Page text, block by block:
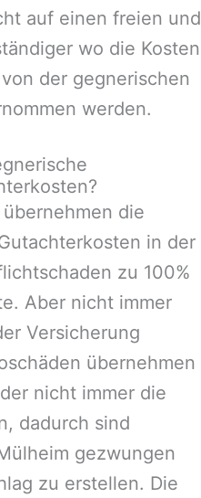
auf einen freien und
wo die Kosten
der gegnerischen
werden.
die
in der
zu 100%
Aber nicht immer
Versicherung
übernehmen
nicht immer die
dadurch sind
gezwungen
zu erstellen. Die